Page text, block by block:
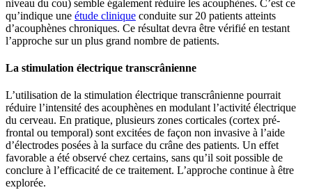
niveau du cou) semble également réduire les acouphènes. C’est ce
qu’indique une étude clinique conduite sur 20 patients atteints
d’acouphènes chroniques. Ce résultat devra être vérifié en testant
l’approche sur un plus grand nombre de patients.
La stimulation électrique transcrânienne
L’utilisation de la stimulation électrique transcrânienne pourrait
réduire l’intensité des acouphènes en modulant l’activité électrique
du cerveau. En pratique, plusieurs zones corticales (cortex pré-
frontal ou temporal) sont excitées de façon non invasive à l’aide
d’électrodes posées à la surface du crâne des patients. Un effet
favorable a été observé chez certains, sans qu’il soit possible de
conclure à l’efficacité de ce traitement. L’approche continue à être
explorée.